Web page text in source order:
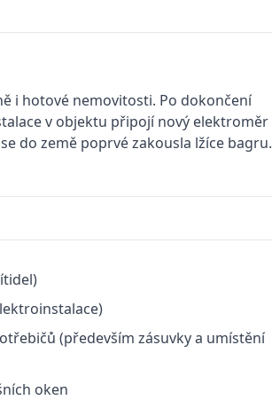
i hotové nemovitosti. Po dokončení
v objektu připojí nový elektroměr
do země poprvé zakousla lžíce bagru.
(především zásuvky a umístění
oken